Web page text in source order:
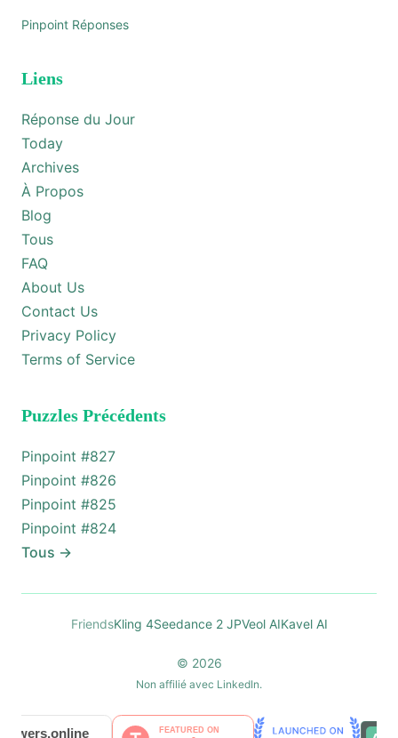
Pinpoint Réponses
Liens
Réponse du Jour
Today
Archives
À Propos
Blog
Tous
FAQ
About Us
Contact Us
Privacy Policy
Terms of Service
Puzzles Précédents
Pinpoint #827
Pinpoint #826
Pinpoint #825
Pinpoint #824
Tous →
FriendsKling 4Seedance 2 JPVeol AIKavel AI
© 2026
Non affilié avec LinkedIn.